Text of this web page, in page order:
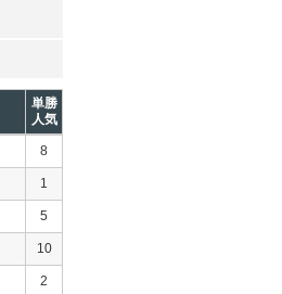
単勝
人気
8
1
5
10
2